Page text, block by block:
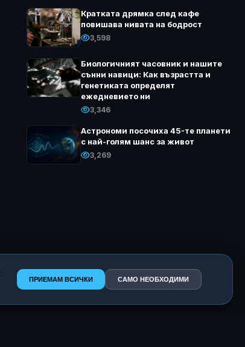
Кратката дрямка след кафе
повишава нивата на бодрост
3,598
Биологичният часовник и нашите
сънни навици: Как възрастта и
генетиката определят
ежедневието ни
3,346
Астрономи посочиха 45-те планети
с най-голям шанс за живот
3,269
ПРИЕМАМ ВСИЧКИ САМО НЕОБХОДИМИ